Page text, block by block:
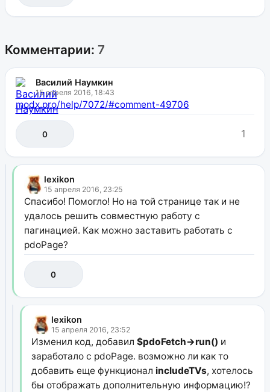
Комментарии: 7
Василий Наумкин
15 апреля 2016, 18:43
modx.pro/help/7072/#comment-49706
0 1
lexikon
15 апреля 2016, 23:25
Спасибо! Помогло! Но на той странице так и не
удалось решить совместную работу с
пагинацией. Как можно заставить работать с
pdoPage?
0
lexikon
15 апреля 2016, 23:52
Изменил код, добавил$pdoFetch->run() и
заработало с pdoPage. возможно ли как то
добавить еще функционал includeTVs, хотелось
бы отображать дополнительную информацию!?